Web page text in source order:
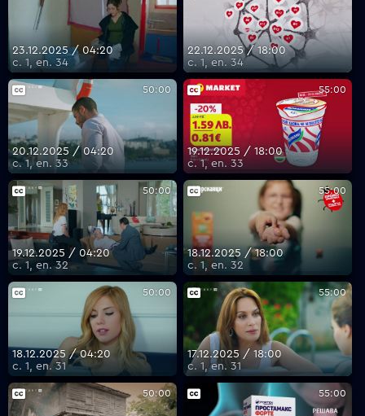
23.12.2025 / 04:20
с. 1, еп. 34
22.12.2025 / 18:00
с. 1, еп. 34
50:00
20.12.2025 / 04:20
с. 1, еп. 33
55:00
19.12.2025 / 18:00
с. 1, еп. 33
50:00
19.12.2025 / 04:20
с. 1, еп. 32
55:00
18.12.2025 / 18:00
с. 1, еп. 32
50:00
18.12.2025 / 04:20
с. 1, еп. 31
55:00
17.12.2025 / 18:00
с. 1, еп. 31
50:00 55:00